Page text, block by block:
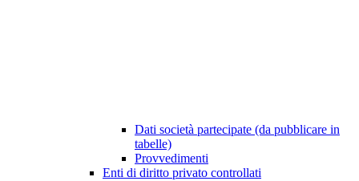
Dati società partecipate (da pubblicare in
tabelle)
Provvedimenti
Enti di diritto privato controllati